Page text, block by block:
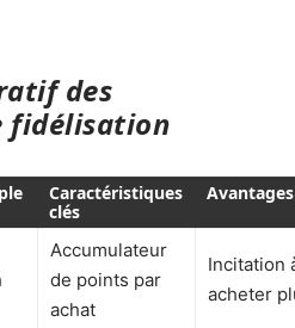
des
fidélisation
Caractéristiques
clés
Avantages
Accumulateur
de points par
achat
Incitation
acheter